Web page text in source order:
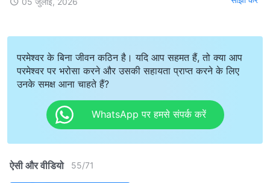
परमेश्वर के बिना जीवन कठिन है। यदि आप सहमत हैं, तो क्या आप
परमेश्वर पर भरोसा करने और उसकी सहायता प्राप्त करने के लिए
उनके समक्ष आना चाहते हैं?
WhatsApp पर हमसे संपर्क करें
ऐसी और वीडियो 55/71